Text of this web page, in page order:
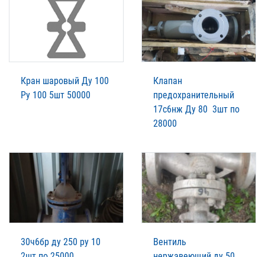
Кран шаровый Ду 100
Ру 100 5шт 50000
Клапан
предохранительный
17с6нж Ду 80 3шт по
28000
30ч6бр ду 250 ру 10
Вентиль